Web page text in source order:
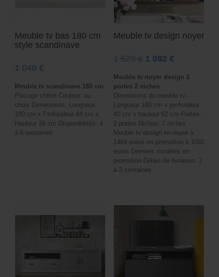
Meuble tv bas 180 cm
style scandinave
1 048 €
Meuble tv scandinave 180 cm
Placage chêne Couleur: au
choix Dimensions: Longueur
180 cm x Profondeur 44 cm x
Hauteur 39 cm Disponibilités: 4
à 6 semaines
Meuble tv design noyer
1 529€ Le
initial
était :
1
529 €.
1 092 €Le
actuel
est :
1
092 €.
Meuble tv noyer design 2
portes 2 niches
Dimensions du meuble tv:
Longueur 180 cm x profondeur
40 cm x hauteur 62 cm Portes:
2 portes Niches: 2 niches
Meuble tv design en noyer à
1484 euros en promotion à 1092
euros Derniers modèles en
promotion Délais de livraison: 2
à 3 semaines